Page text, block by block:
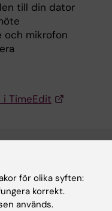
till din dator
och mikrofon
i TimeEdit
bokningsbara
för olika syften:
korrekt.
används.